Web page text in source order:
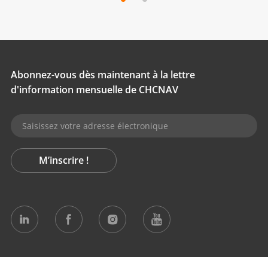
Abonnez-vous dès maintenant à la lettre
d'information mensuelle de CHCNAV
M’inscrire !